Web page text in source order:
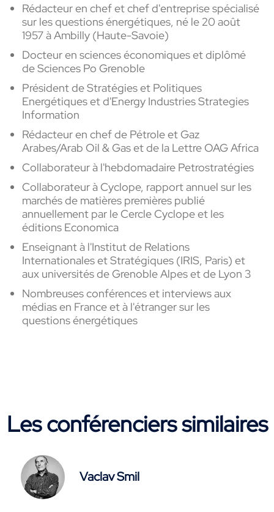
Rédacteur en chef et chef d'entreprise spécialisé
sur les questions énergétiques, né le 20 août
1957 à Ambilly (Haute-Savoie)
Docteur en sciences économiques et diplômé
de Sciences Po Grenoble
Président de Stratégies et Politiques
Energétiques et d'Energy Industries Strategies
Information
Rédacteur en chef de Pétrole et Gaz
Arabes/Arab Oil & Gas et de la Lettre OAG Africa
Collaborateur à l'hebdomadaire Petrostratégies
Collaborateur à Cyclope, rapport annuel sur les
marchés de matières premières publié
annuellement par le Cercle Cyclope et les
éditions Economica
Enseignant à l'Institut de Relations
Internationales et Stratégiques (IRIS, Paris) et
aux universités de Grenoble Alpes et de Lyon 3
Nombreuses conférences et interviews aux
médias en France et à l'étranger sur les
questions énergétiques
Les conférenciers similaires
Vaclav Smil